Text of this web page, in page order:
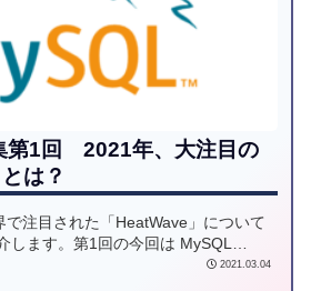
第1回 2021年、大注目の
は？
注目された「HeatWave」について
します。第1回の今回は MySQL
と HeatWave の概要をご案内しま
2021.03.04